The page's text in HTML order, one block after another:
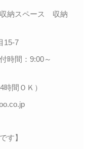
収納スペース 収納
15-7
時間：9:00～
間ＯＫ）
す】